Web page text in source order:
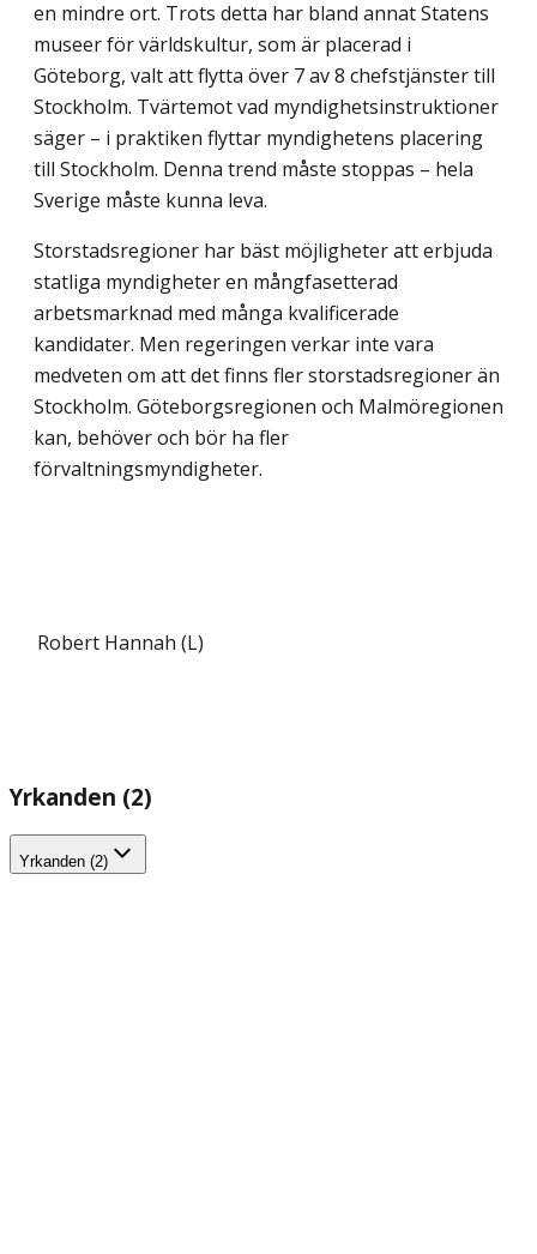
en mindre ort. Trots detta har bland annat Statens
museer för världskultur, som är placerad i
Göteborg, valt att flytta över 7 av 8 chefstjänster till
Stockholm. Tvärtemot vad myndighetsinstruktioner
säger – i praktiken flyttar myndighetens placering
till Stockholm. Denna trend måste stoppas – hela
Sverige måste kunna leva.
Storstadsregioner har bäst möjligheter att erbjuda
statliga myndigheter en mångfasetterad
arbetsmarknad med många kvalificerade
kandidater. Men regeringen verkar inte vara
medveten om att det finns fler storstadsregioner än
Stockholm. Göteborgsregionen och Malmöregionen
kan, behöver och bör ha fler
förvaltningsmyndigheter.
Robert Hannah (L)
Yrkanden (2)
Yrkanden (2)